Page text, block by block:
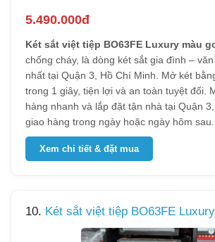
5.490.000đ
Két sắt việt tiệp BO63FE Luxury màu
chống cháy, là dòng két sắt gia đình –
nhất tại Quận 3, Hồ Chí Minh. Mở két
trong 1 giây, tiện lợi và an toàn tuyệt đối.
hàng nhanh và lắp đặt tận nhà tại Quận 3,
giao hàng trong ngày hoặc ngày hôm sau.
Xem chi tiết & đặt mua
10. Két sắt việt tiệp BO63FE